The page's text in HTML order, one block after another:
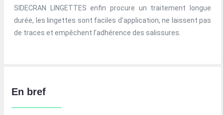
SIDECRAN LINGETTES enfin procure un traitement longue
durée, les lingettes sont faciles d’application, ne laissent pas
de traces et empêchent l’adhérence des salissures.
En bref